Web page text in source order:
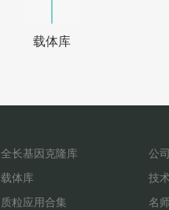
载体库
全长基因克隆库
载体库
质粒应用合集
公
技
名